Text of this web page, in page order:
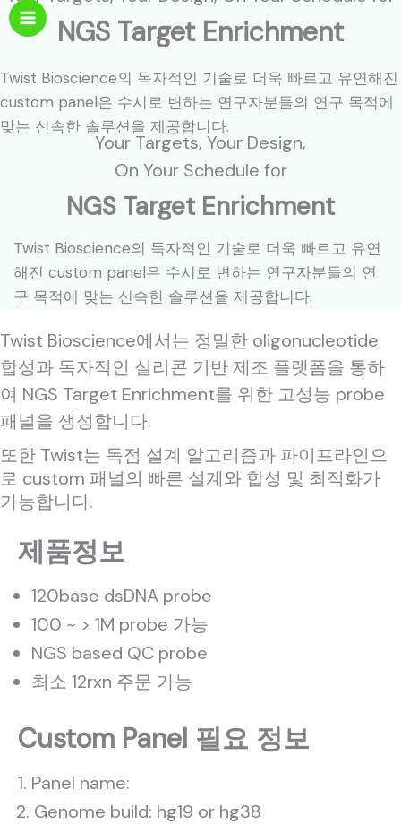
텐
건
너
뛰
NGS Target Enrichment
Twist Bioscience의 독자적인 기술로 더욱 빠르고 유연해진
custom panel은 수시로 변하는 연구자분들의 연구 목적에
맞는 신속한 솔루션을 제공합니다.
Your Targets, Your Design,
On Your Schedule for
NGS Target Enrichment
Twist Bioscience의 독자적인 기술로 더욱 빠르고 유연
해진 custom panel은 수시로 변하는 연구자분들의 연
구 목적에 맞는 신속한 솔루션을 제공합니다.
Twist Bioscience에서는 정밀한 oligonucleotide
합성과 독자적인 실리콘 기반 제조 플랫폼을 통하
여 NGS Target Enrichment를 위한 고성능 probe
패널을 생성합니다.
또한 Twist는 독점 설계 알고리즘과 파이프라인으
로 custom 패널의 빠른 설계와 합성 및 최적화가
가능합니다.
제품정보
120base dsDNA probe
100 ~ > 1M probe 가능
NGS based QC probe
최소 12rxn 주문 가능
Custom Panel 필요 정보
Panel name:
Genome build: hg19 or hg38